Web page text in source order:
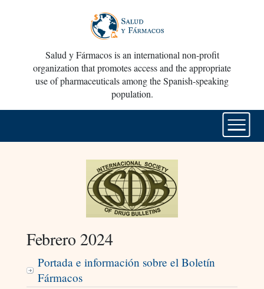
Salud y Fármacos is an international non-profit
organization that promotes access and the appropriate
use of pharmaceuticals among the Spanish-speaking
population.
Febrero 2024
Portada e información sobre el Boletín
Fármacos